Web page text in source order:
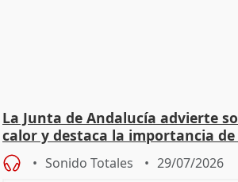
La Junta de Andalucía advierte
calor y destaca la importancia
Sonido Totales 29/07/2026